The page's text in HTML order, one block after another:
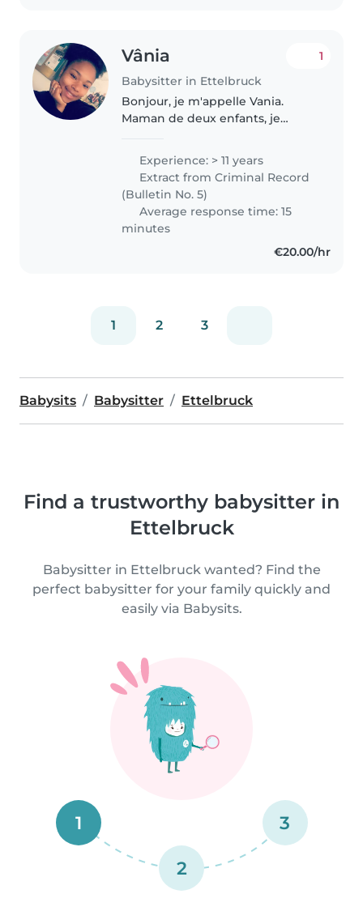
Vânia
Babysitter in Ettelbruck
1
Bonjour, je m'appelle Vania.
Maman de deux enfants, je
confier ses petits à une
personne de confiance. Douce,
patiente et responsable, j'ai
l'habitude de..
Experience: > 11 years
Extract from Criminal Record
(Bulletin No. 5)
Average response time: 15
minutes
€20.00/hr
1 2 3
Babysits Babysitter Ettelbruck
Find a trustworthy babysitter in
Ettelbruck
Babysitter in Ettelbruck wanted? Find the
perfect babysitter for your family quickly and
easily via Babysits.
1
2
3